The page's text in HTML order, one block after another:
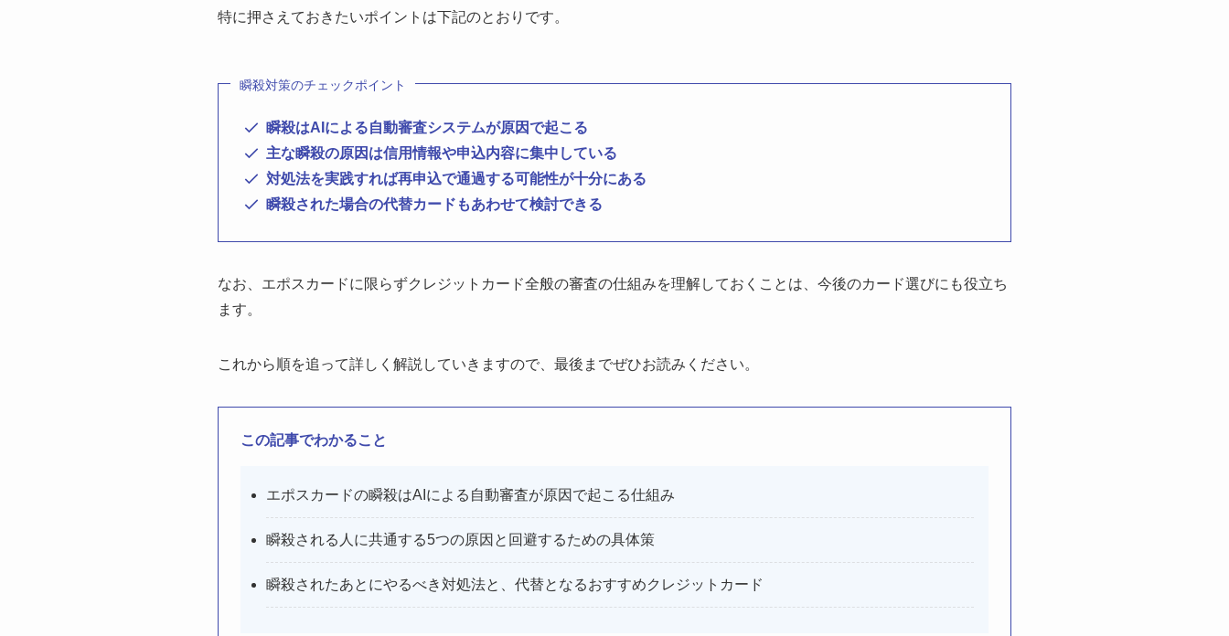
特に押さえておきたいポイントは下記のとおりです。
瞬殺対策のチェックポイント
瞬殺はAIによる自動審査システムが原因で起こる
主な瞬殺の原因は信用情報や申込内容に集中している
対処法を実践すれば再申込で通過する可能性が十分にある
瞬殺された場合の代替カードもあわせて検討できる
なお、エポスカードに限らずクレジットカード全般の審査の仕組みを理解しておくことは、今後のカード選びにも役立ち
ます。
これから順を追って詳しく解説していきますので、最後までぜひお読みください。
この記事でわかること
エポスカードの瞬殺はAIによる自動審査が原因で起こる仕組み
瞬殺される人に共通する5つの原因と回避するための具体策
瞬殺されたあとにやるべき対処法と、代替となるおすすめクレジットカード